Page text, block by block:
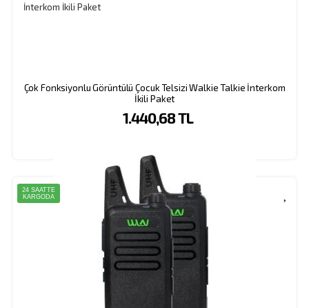
Çok Fonksiyonlu Görüntülü Çocuk Telsizi Walkie Talkie İnterkom
İkili Paket
1.440,68 TL
24 SAATTE
KARGODA